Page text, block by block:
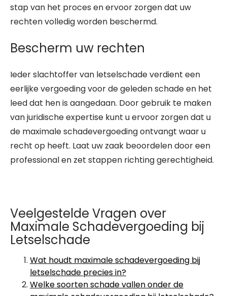
stap van het proces en ervoor zorgen dat uw
rechten volledig worden beschermd.
Bescherm uw rechten
Ieder slachtoffer van letselschade verdient een
eerlijke vergoeding voor de geleden schade en het
leed dat hen is aangedaan. Door gebruik te maken
van juridische expertise kunt u ervoor zorgen dat u
de maximale schadevergoeding ontvangt waar u
recht op heeft. Laat uw zaak beoordelen door een
professional en zet stappen richting gerechtigheid.
Veelgestelde Vragen over
Maximale Schadevergoeding bij
Letselschade
Wat houdt maximale schadevergoeding bij
letselschade precies in?
Welke soorten schade vallen onder de